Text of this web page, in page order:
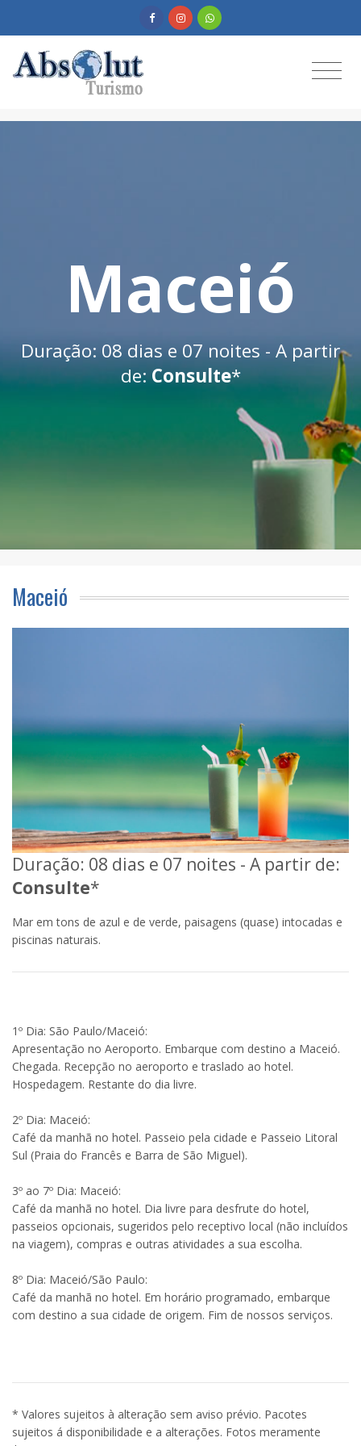
Maceió
Duração: 08 dias e 07 noites - A partir
de:Consulte*
Maceió
Duração: 08 dias e 07 noites - A partir de:
Consulte*
Mar em tons de azul e de verde, paisagens (quase) intocadas e
piscinas naturais.
1º Dia: São Paulo/Maceió:
Apresentação no Aeroporto. Embarque com destino a Maceió.
Chegada. Recepção no aeroporto e traslado ao hotel.
Hospedagem. Restante do dia livre.
2º Dia: Maceió:
Café da manhã no hotel. Passeio pela cidade e Passeio Litoral
Sul (Praia do Francês e Barra de São Miguel).
3º ao 7º Dia: Maceió:
Café da manhã no hotel. Dia livre para desfrute do hotel,
passeios opcionais, sugeridos pelo receptivo local (não incluídos
na viagem), compras e outras atividades a sua escolha.
8º Dia: Maceió/São Paulo:
Café da manhã no hotel. Em horário programado, embarque
com destino a sua cidade de origem. Fim de nossos serviços.
* Valores sujeitos à alteração sem aviso prévio. Pacotes
sujeitos á disponibilidade e a alterações. Fotos meramente